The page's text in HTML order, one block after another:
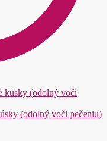
(odolný voči pečeniu)